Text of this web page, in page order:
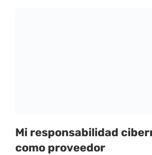
Mi responsabilidad
como proveedor